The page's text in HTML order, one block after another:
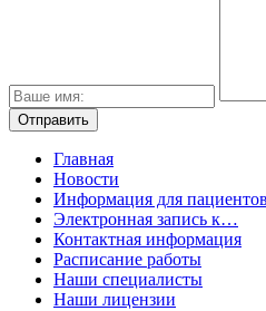
Главная
Новости
Информация для пациентов
Электронная запись к…
Контактная информация
Расписание работы
Наши специалисты
Наши лицензии